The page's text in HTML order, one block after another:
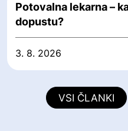
Potovalna lekarna –
dopustu?
3. 8. 2026
VSI ČLANKI